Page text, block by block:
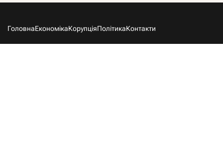
ГоловнаЕкономікаКорупціяПолітикаКонтакти